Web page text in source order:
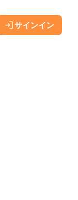
サインイン